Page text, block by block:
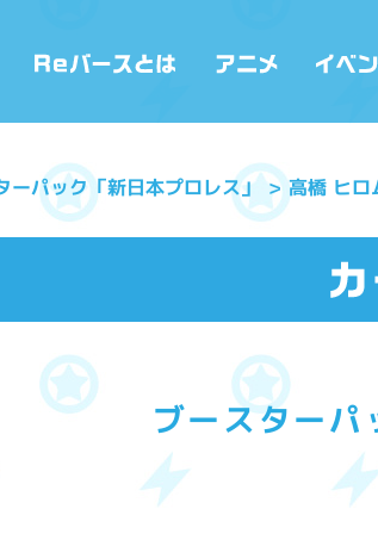
ーパック「新日本プロレス」 高橋 ヒロ
ブースター